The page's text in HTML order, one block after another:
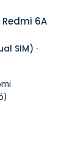
Redmi 6A
SIM) ·